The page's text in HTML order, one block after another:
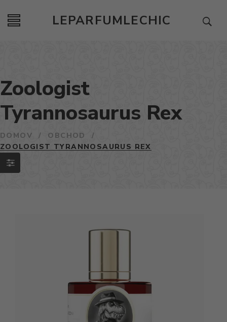
LEPARFUMLECHIC
Zoologist
Tyrannosaurus Rex
DOMOV / OBCHOD
/
ZOOLOGIST TYRANNOSAURUS REX